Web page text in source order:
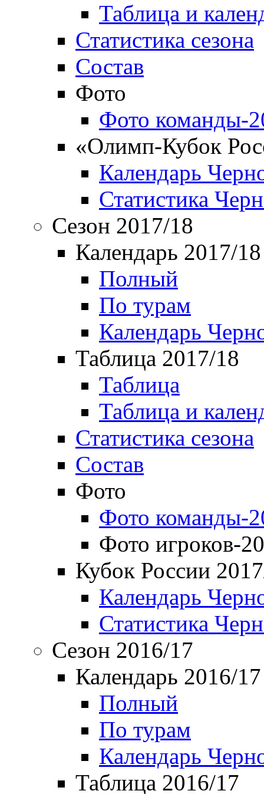
Таблица и
Статистика сезона
Состав
Фото
Фото команды-
«Олимп-Кубок
Календарь
Статистика
Сезон 2017/18
Календарь 2017/18
Полный
По турам
Календарь
Таблица 2017/18
Таблица
Таблица и
Статистика сезона
Состав
Фото
Фото команды-
Фото игроков-
Кубок России
Календарь
Статистика
Сезон 2016/17
Календарь 2016/17
Полный
По турам
Календарь
Таблица 2016/17